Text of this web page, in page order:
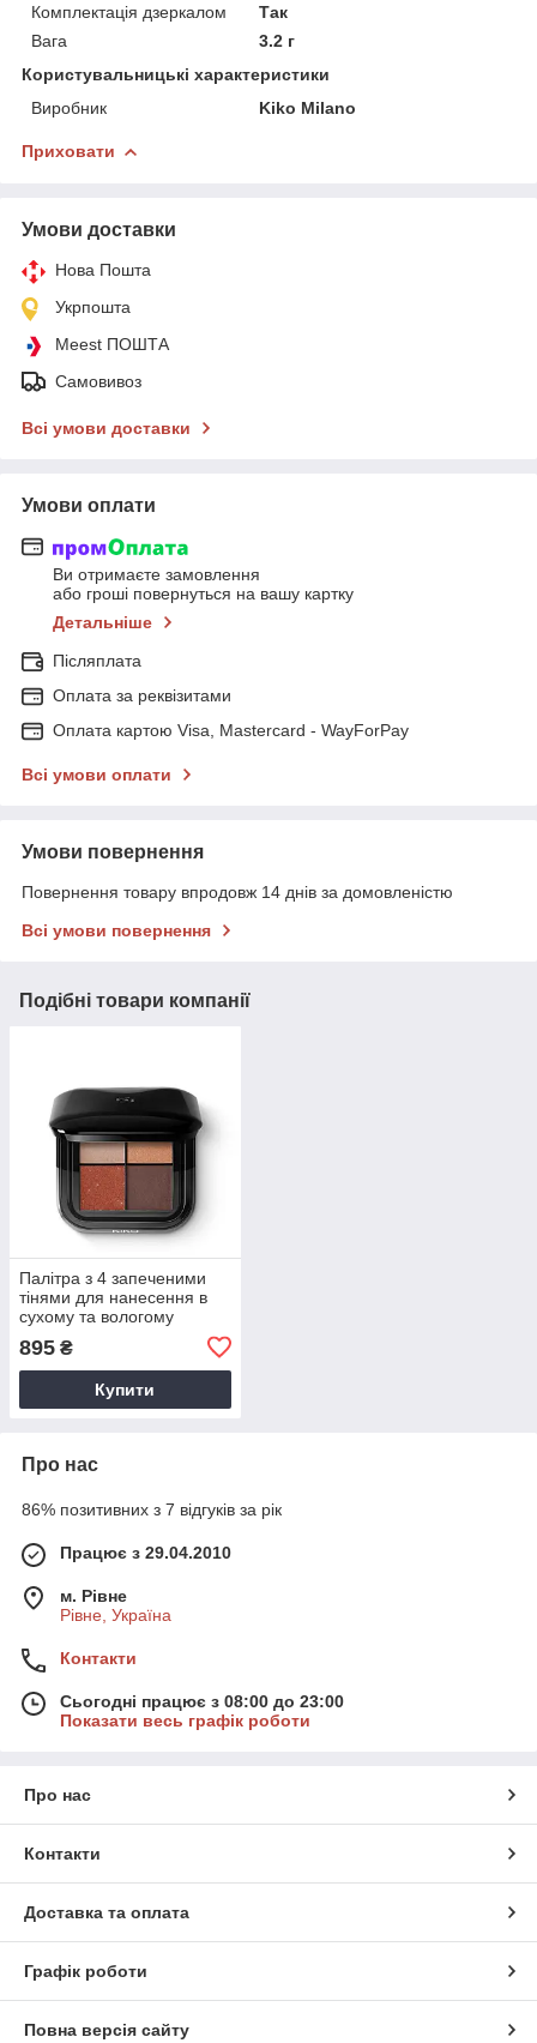
Комплектація дзеркалом
Так
Вага
3.2 г
Користувальницькі характеристики
Виробник
Kiko Milano
Приховати
Умови доставки
Нова Пошта
Укрпошта
Meest ПОШТА
Самовивоз
Всі умови доставки
Умови оплати
Ви отримаєте замовлення
або гроші повернуться на вашу картку
Детальніше
Післяплата
Оплата за реквізитами
Оплата картою Visa, Mastercard - WayForPay
Всі умови оплати
Умови повернення
Повернення товару впродовж 14 днів за домовленістю
Всі умови повернення
Подібні товари компанії
Палітра з 4 запеченими
тінями для нанесення в
сухому та вологому
KIKO MILANO 03
895 ₴
Купити
Про нас
86% позитивних з 7 відгуків за рік
Працює з 29.04.2010
м. Рівне
Рівне, Україна
Контакти
Сьогодні працює з 08:00 до 23:00
Показати весь графік роботи
Про нас
Контакти
Доставка та оплата
Графік роботи
Повна версія сайту